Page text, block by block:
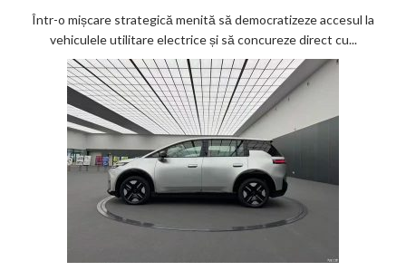
Viitorul
avea
Într-o mișcare strategică menită să democratizeze accesul la
vehiculele utilitare electrice și să concureze direct cu...